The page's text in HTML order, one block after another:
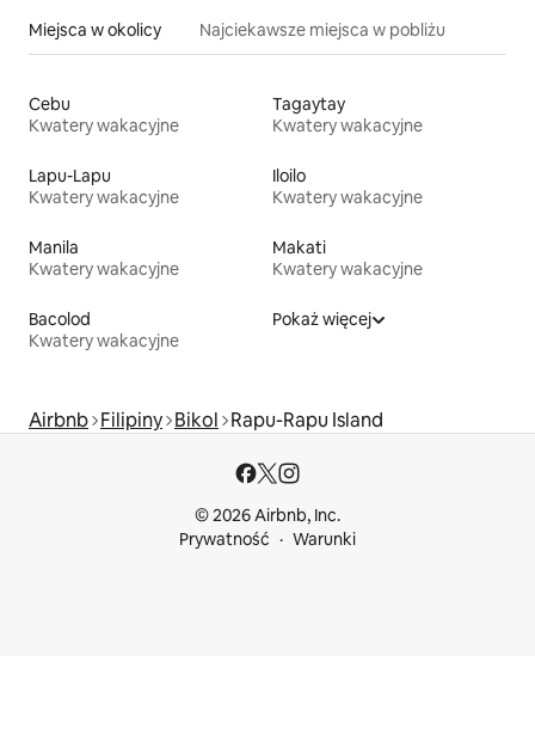
Miejsca w okolicy Najciekawsze miejsca w pobliżu
Cebu
Kwatery wakacyjne
Tagaytay
Kwatery wakacyjne
Lapu-Lapu
Kwatery wakacyjne
Iloilo
Kwatery wakacyjne
Manila
Kwatery wakacyjne
Makati
Kwatery wakacyjne
Bacolod
Kwatery wakacyjne
Pokaż więcej
Airbnb Filipiny Bikol Rapu-Rapu Island
© 2026 Airbnb, Inc.
Prywatność
Warunki